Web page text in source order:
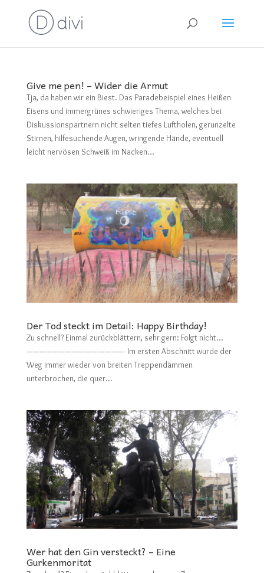
Give me pen! – Wider die Armut
Tja, da haben wir ein Biest. Das Paradebeispiel eines Heißen
Eisens und immergrünes schwieriges Thema, welches bei
Diskussionspartnern nicht selten tiefes Luftholen, gerunzelte
Stirnen, hilfesuchende Augen, wringende Hände, eventuell
leicht nervösen Schweiß im Nacken...
Der Tod steckt im Detail: Happy Birthday!
Zu schnell? Einmal zurückblättern, sehr gern: Folgt nicht…
———————————————- Im ersten Abschnitt wurde der
Weg immer wieder von breiten Treppendämmen
unterbrochen, die quer...
Wer hat den Gin versteckt? – Eine
Gurkenmoritat